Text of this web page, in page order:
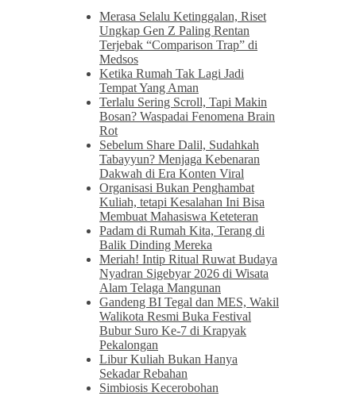
Merasa Selalu Ketinggalan, Riset
Ungkap Gen Z Paling Rentan
Terjebak “Comparison Trap” di
Medsos
Ketika Rumah Tak Lagi Jadi
Tempat Yang Aman
Terlalu Sering Scroll, Tapi Makin
Bosan? Waspadai Fenomena Brain
Rot
Sebelum Share Dalil, Sudahkah
Tabayyun? Menjaga Kebenaran
Dakwah di Era Konten Viral
Organisasi Bukan Penghambat
Kuliah, tetapi Kesalahan Ini Bisa
Membuat Mahasiswa Keteteran
Padam di Rumah Kita, Terang di
Balik Dinding Mereka
Meriah! Intip Ritual Ruwat Budaya
Nyadran Sigebyar 2026 di Wisata
Alam Telaga Mangunan
Gandeng BI Tegal dan MES, Wakil
Walikota Resmi Buka Festival
Bubur Suro Ke-7 di Krapyak
Pekalongan
Libur Kuliah Bukan Hanya
Sekadar Rebahan
Simbiosis Kecerobohan